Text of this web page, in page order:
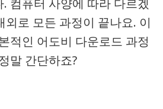
컴퓨터 사양에 따라 다르겠
외로 모든 과정이 끝나요. 이
적인 어도비 다운로드 과정
말 간단하죠?